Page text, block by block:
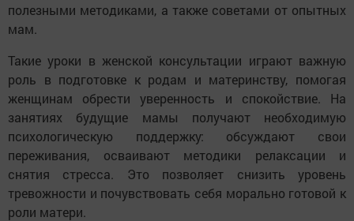
полезными методиками, а также советами от опытных
мам.
Такие уроки в женской консультации играют важную
роль в подготовке к родам и материнству, помогая
женщинам обрести уверенность и спокойствие. На
занятиях будущие мамы получают необходимую
психологическую поддержку: обсуждают свои
переживания, осваивают методики релаксации и
снятия стресса. Это позволяет снизить уровень
тревожности и почувствовать себя морально готовой к
роли матери.